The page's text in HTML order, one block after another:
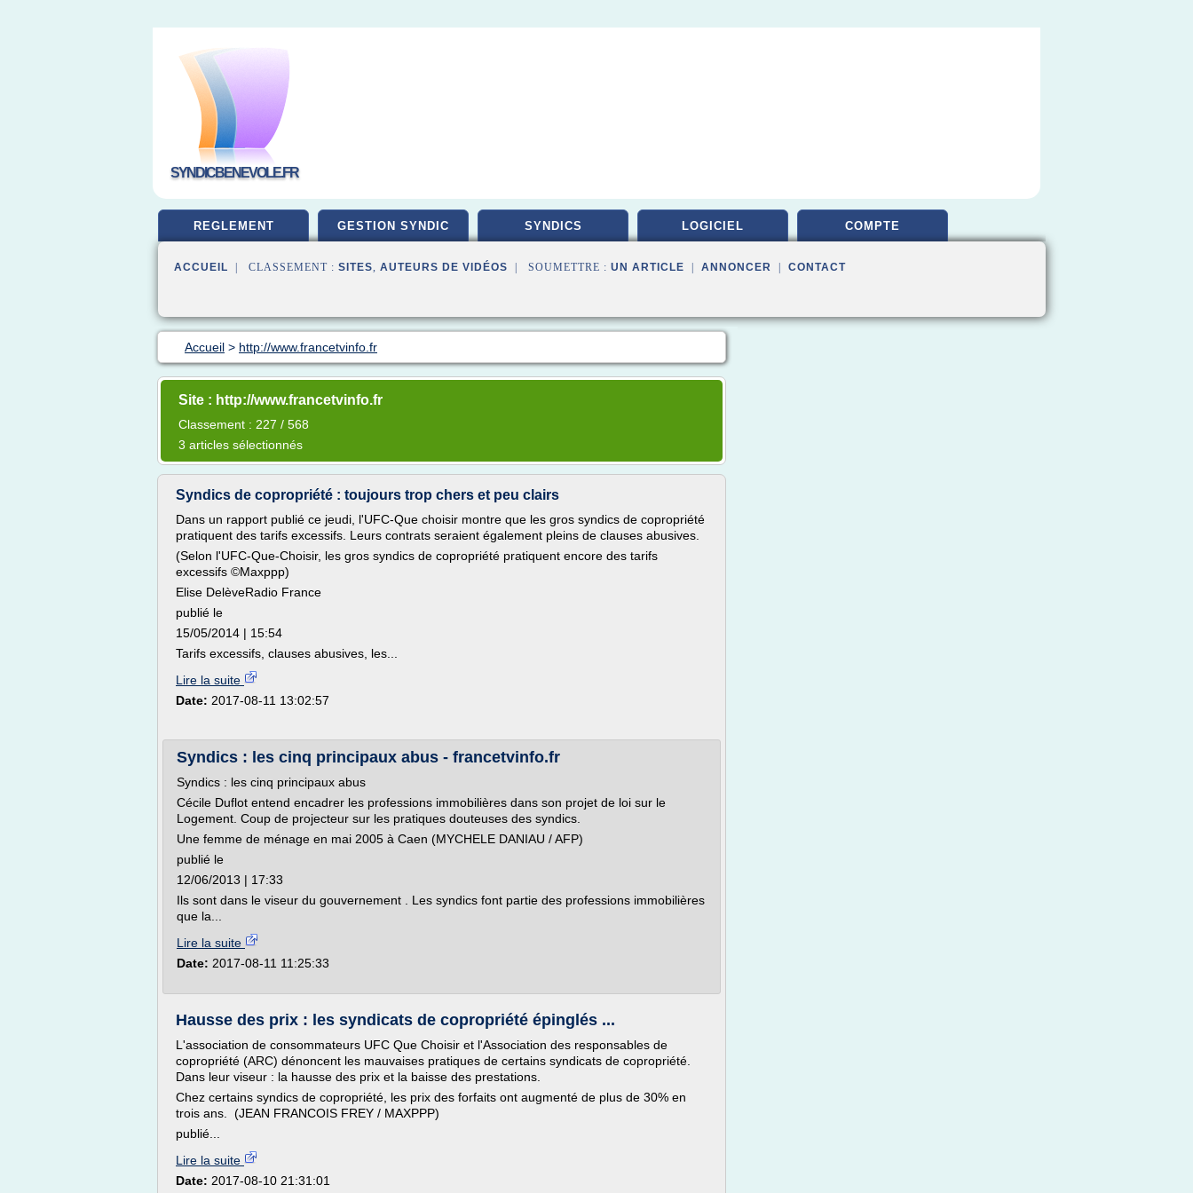
SYNDICBENEVOLE.FR
REGLEMENT GESTION SYNDIC SYNDICS LOGICIEL COMPTE
ACCUEIL | CLASSEMENT : SITES, AUTEURS DE VIDÉOS | SOUMETTRE : UN ARTICLE ANNONCER CONTACT
Accueil > http://www.francetvinfo.fr
Site : http://www.francetvinfo.fr
Classement : 227 / 568
3 articles sélectionnés
Syndics de copropriété : toujours trop chers et peu clairs
Dans un rapport publié ce jeudi, l'UFC-Que choisir montre que les gros syndics de copropriété
pratiquent des tarifs excessifs. Leurs contrats seraient également pleins de clauses abusives.
(Selon l'UFC-Que-Choisir, les gros syndics de copropriété pratiquent encore des tarifs
excessifs ©Maxppp)
Elise DelèveRadio France
publié le
15/05/2014 | 15:54
Tarifs excessifs, clauses abusives, les...
Lire la suite
Date: 2017-08-11 13:02:57
Syndics : les cinq principaux abus - francetvinfo.fr
Syndics : les cinq principaux abus
Cécile Duflot entend encadrer les professions immobilières dans son projet de loi sur le
Logement. Coup de projecteur sur les pratiques douteuses des syndics.
Une femme de ménage en mai 2005 à Caen (MYCHELE DANIAU / AFP)
publié le
12/06/2013 | 17:33
Ils sont dans le viseur du gouvernement . Les syndics font partie des professions immobilières
que la...
Lire la suite
Date: 2017-08-11 11:25:33
Hausse des prix : les syndicats de copropriété épinglés ...
L'association de consommateurs UFC Que Choisir et l'Association des responsables de
copropriété (ARC) dénoncent les mauvaises pratiques de certains syndicats de copropriété.
Dans leur viseur : la hausse des prix et la baisse des prestations.
Chez certains syndics de copropriété, les prix des forfaits ont augmenté de plus de 30% en
trois ans. (JEAN FRANCOIS FREY / MAXPPP)
publié...
Lire la suite
Date: 2017-08-10 21:31:01